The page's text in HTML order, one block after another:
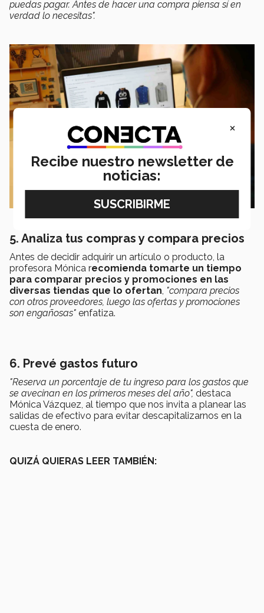
puedas pagar. Antes de hacer una compra piensa sí en
verdad lo necesitas".
5. Analiza tus compras y compara precios
Antes de decidir adquirir un artículo o producto, la
profesora Mónica recomienda tomarte un tiempo
para comparar precios y promociones en las
diversas tiendas que lo ofertan "compara precios
con otros proveedores, luego las ofertas y promociones
son engañosas" enfatiza.
6. Prevé gastos futuro
"Reserva un porcentaje de tu ingreso para los gastos que
se avecinan en los primeros meses del año", destaca
Mónica Vázquez, al tiempo que nos invita a planear las
salidas de efectivo para evitar descapitalizarnos en la
cuesta de enero.
QUIZÁ QUIERAS LEER TAMBIÉN:
×
Recibe nuestro newsletter de
noticias: